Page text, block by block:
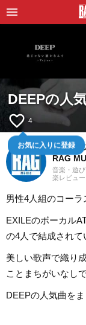
DEEPの人
favorite_border 4
お気に入りに登録
音楽・遊
RAG
音楽・遊
楽レビュ
男性4人組のコーラ
EXILEのボーカル
の4人で結成されて
美しい歌声で織り
ことまちがいなしで
DEEPの人気曲を